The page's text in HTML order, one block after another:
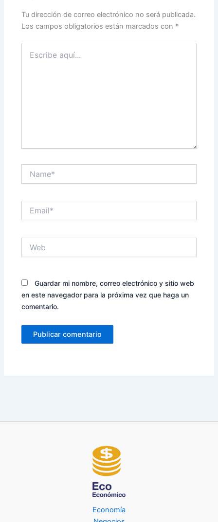
Tu dirección de correo electrónico no será publicada.
Los campos obligatorios están marcados con *
aquí...
Guardar mi nombre, correo electrónico y sitio web
en este navegador para la próxima vez que haga un
comentario.
Economía